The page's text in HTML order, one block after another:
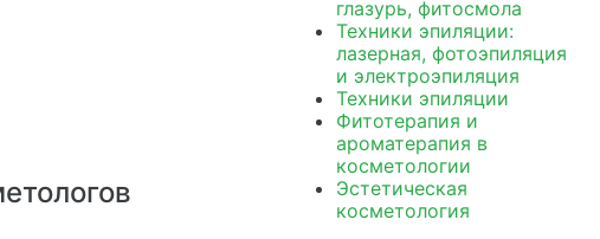
глазурь, фитосмола
Техники эпиляции:
лазерная, фотоэпиляция
и электроэпиляция
Техники эпиляции
Фитотерапия и
ароматерапия в
косметологии
Эстетическая
косметология